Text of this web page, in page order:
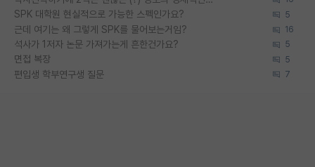
SPK 대학원 현실적으로 가능한 스펙인가요? 5
근데 여기는 왜 그렇게 SPK를 물어보는거임? 16
석사가 1저자 논문 가져가는게 흔한건가요? 5
면접 복장 5
편입생 학부연구생 질문 7